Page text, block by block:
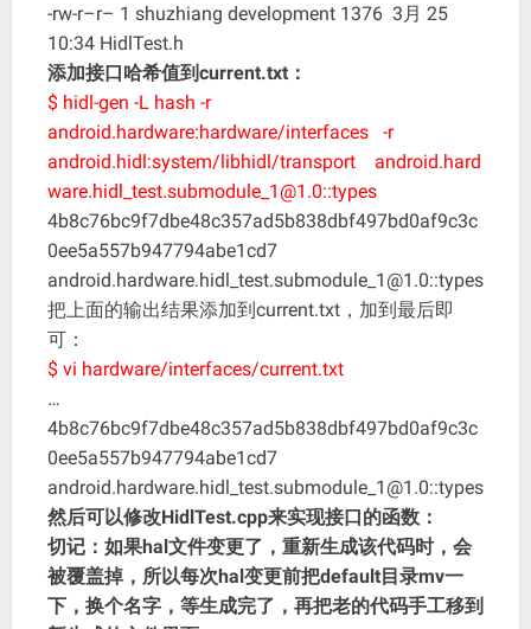
-rw-r–r– 1 shuzhiang development 1376 3月 25
10:34 HidlTest.h
添加接口哈希值到current.txt：
$ hidl-gen -L hash -r
android.hardware:hardware/interfaces -r
android.hidl:system/libhidl/transport android.hard
ware.hidl_test.submodule_1@1.0::types
4b8c76bc9f7dbe48c357ad5b838dbf497bd0af9c3c
0ee5a557b947794abe1cd7
android.hardware.hidl_test.submodule_1@1.0::types
把上面的输出结果添加到current.txt，加到最后即
可：
$ vi hardware/interfaces/current.txt
…
4b8c76bc9f7dbe48c357ad5b838dbf497bd0af9c3c
0ee5a557b947794abe1cd7
android.hardware.hidl_test.submodule_1@1.0::types
然后可以修改HidlTest.cpp来实现接口的函数：
切记：如果hal文件变更了，重新生成该代码时，会
被覆盖掉，所以每次hal变更前把default目录mv一
下，换个名字，等生成完了，再把老的代码手工移到